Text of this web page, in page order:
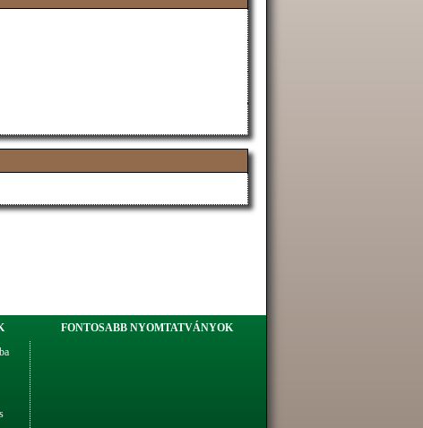
FONTOSABB NYOMTATVÁNYOK